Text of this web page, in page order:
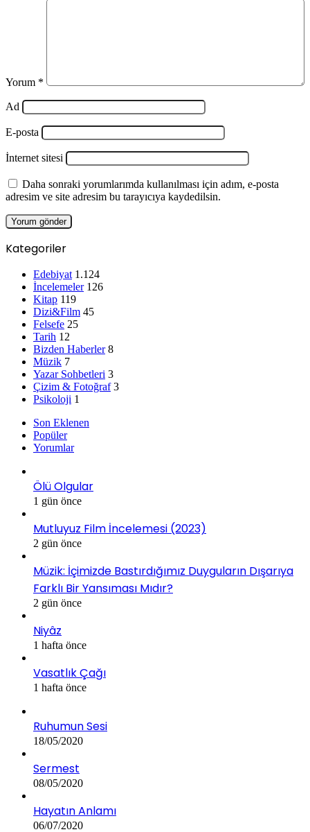
Yorum *
Ad
E-posta
İnternet sitesi
Daha sonraki yorumlarımda kullanılması için adım, e-posta
adresim ve site adresim bu tarayıcıya kaydedilsin.
Kategoriler
Edebiyat 1.124
İncelemeler 126
Kitap 119
Dizi&Film 45
Felsefe 25
Tarih 12
Bizden Haberler 8
Müzik 7
Yazar Sohbetleri 3
Çizim & Fotoğraf 3
Psikoloji 1
Son Eklenen
Popüler
Yorumlar
Ölü Olgular
1 gün önce
Mutluyuz Film İncelemesi (2023)
2 gün önce
Müzik: İçimizde Bastırdığımız Duyguların Dışarıya
Farklı Bir Yansıması Mıdır?
2 gün önce
Niyâz
1 hafta önce
Vasatlık Çağı
1 hafta önce
Ruhumun Sesi
18/05/2020
Sermest
08/05/2020
Hayatın Anlamı
06/07/2020